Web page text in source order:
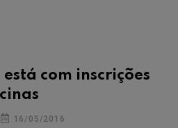
com inscrições
16/05/2016